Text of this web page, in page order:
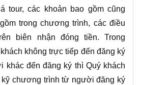
tour, các khoản bao gồm cũng
trong chương trình, các điều
biên nhận đóng tiền. Trong
không trực tiếp đến đăng ký
khác đến đăng ký thì Quý khách
kỹ chương trình từ người đăng ký